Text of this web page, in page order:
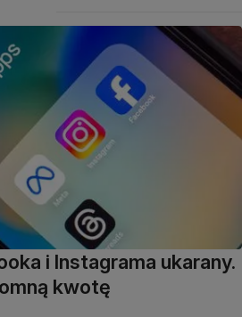
i Instagrama ukarany.
kwotę